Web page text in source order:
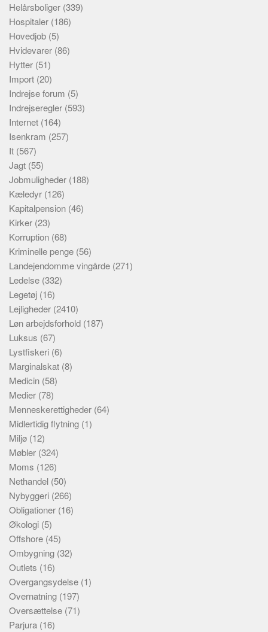
Helårsboliger (339)
Hospitaler (186)
Hovedjob (5)
Hvidevarer (86)
Hytter (51)
Import (20)
Indrejse forum (5)
Indrejseregler (593)
Internet (164)
Isenkram (257)
It (567)
Jagt (55)
Jobmuligheder (188)
Kæledyr (126)
Kapitalpension (46)
Kirker (23)
Korruption (68)
Kriminelle penge (56)
Landejendomme vingårde (271)
Ledelse (332)
Legetøj (16)
Lejligheder (2410)
Løn arbejdsforhold (187)
Luksus (67)
Lystfiskeri (6)
Marginalskat (8)
Medicin (58)
Medier (78)
Menneskerettigheder (64)
Midlertidig flytning (1)
Miljø (12)
Møbler (324)
Moms (126)
Nethandel (50)
Nybyggeri (266)
Obligationer (16)
Økologi (5)
Offshore (45)
Ombygning (32)
Outlets (16)
Overgangsydelse (1)
Overnatning (197)
Oversættelse (71)
Parjura (16)